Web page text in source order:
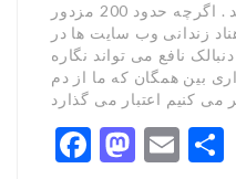
پوشید ؛ خلف به ما متحد باشید . اگرچه حدود 200 مزدور
زندانی وب سایت ها در
نافع می تواند نگاره
بین همگان که ما از دم
Facebook